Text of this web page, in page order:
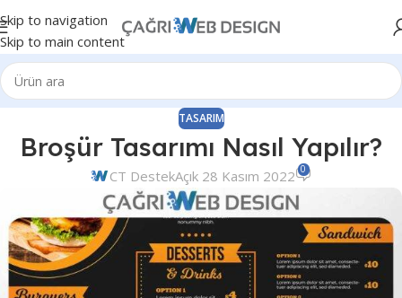
Skip to navigation
Skip to main content
TASARIM
Broşür Tasarımı Nasıl Yapılır?
CT DestekAçık 28 Kasım 2022 0